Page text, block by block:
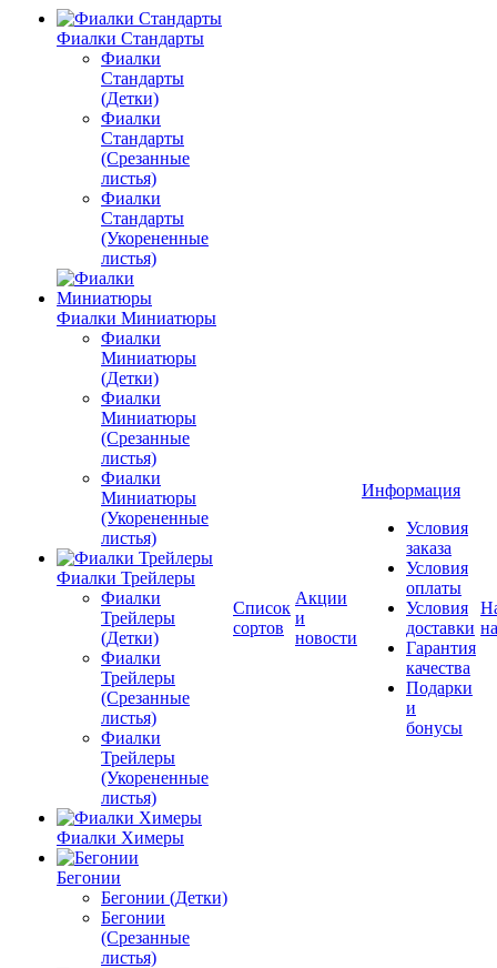
Фиалки Стандарты
Фиалки
Стандарты
(Детки)
Фиалки
Стандарты
(Срезанные
листья)
Фиалки
Стандарты
(Укорененные
листья)
Фиалки Миниатюры
Фиалки
Миниатюры
(Детки)
Фиалки
Миниатюры
(Срезанные
листья)
Фиалки
Миниатюры
(Укорененные
листья)
Фиалки Трейлеры
Фиалки
Трейлеры
(Детки)
Фиалки
Трейлеры
(Срезанные
листья)
Фиалки
Трейлеры
(Укорененные
листья)
Фиалки Химеры
Бегонии
Бегонии (Детки)
Бегонии
(Срезанные
листья)
Список
сортов
Акции
и
новости
Информация
Условия
заказа
Условия
оплаты
Условия
доставки
Гарантия
качества
Подарки
и
бонусы